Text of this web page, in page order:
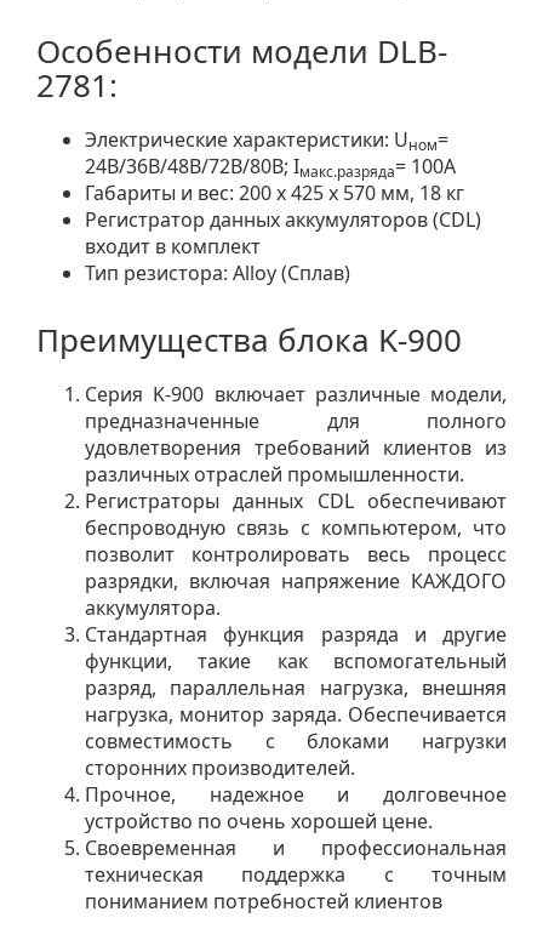
Особенности модели DLB-
2781:
Электрические характеристики: Uном=
24В/36В/48В/72В/80В; Iмакс.разряда= 100А
Габариты и вес: 200 х 425 х 570 мм, 18 кг
Регистратор данных аккумуляторов (CDL)
входит в комплект
Тип резистора: Alloy (Сплав)
Преимущества блока K-900
Серия K-900 включает различные модели,
предназначенные для полного
удовлетворения требований клиентов из
различных отраслей промышленности.
Регистраторы данных CDL обеспечивают
беспроводную связь с компьютером, что
позволит контролировать весь процесс
разрядки, включая напряжение КАЖДОГО
аккумулятора.
Стандартная функция разряда и другие
функции, такие как вспомогательный
разряд, параллельная нагрузка, внешняя
нагрузка, монитор заряда. Обеспечивается
совместимость с блоками нагрузки
сторонних производителей.
Прочное, надежное и долговечное
устройство по очень хорошей цене.
Своевременная и профессиональная
техническая поддержка с точным
пониманием потребностей клиентов